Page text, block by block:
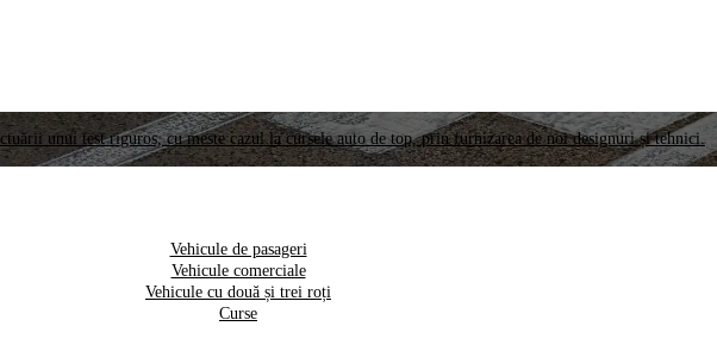
unui test riguros, cu meste cazul la cursele auto de top, prin furnizarea de noi designuri și tehnici.
Vehicule de pasageri
Vehicule comerciale
Vehicule cu două și trei roți
Curse